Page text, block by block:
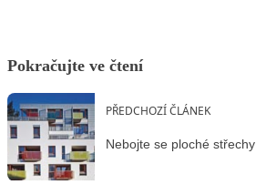
Pokračujte ve čtení
PŘEDCHOZÍ ČLÁNEK
Nebojte se ploché střechy